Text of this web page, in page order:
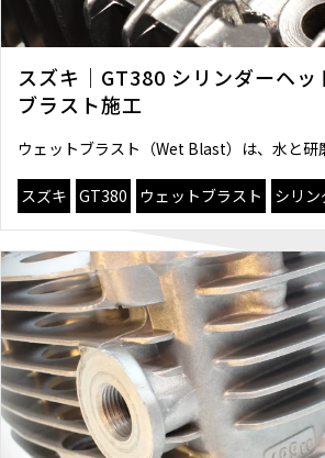
スズキ｜GT380 シリンダーヘッ
ブラスト施工
ウェットブラスト（Wet Blast）は、水と研
スズキ GT380 ウェットブラスト シリ